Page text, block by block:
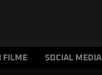
FILME SOCIAL MEDIA